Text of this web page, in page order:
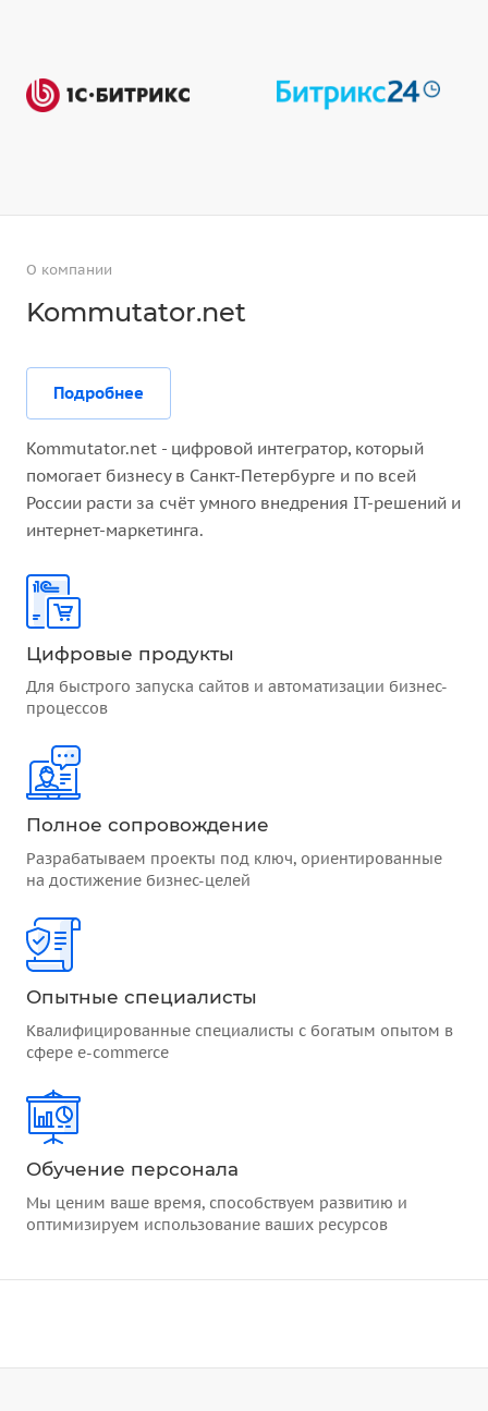
О компании
Kommutator.net
Подробнее
Kommutator.net - цифровой интегратор, который
помогает бизнесу в Санкт-Петербурге и по всей
России расти за счёт умного внедрения IT-решений и
интернет-маркетинга.
Цифровые продукты
Для быстрого запуска сайтов и автоматизации бизнес-
процессов
Полное сопровождение
Разрабатываем проекты под ключ, ориентированные
на достижение бизнес-целей
Опытные специалисты
Квалифицированные специалисты с богатым опытом в
сфере e-commerce
Обучение персонала
Мы ценим ваше время, способствуем развитию и
оптимизируем использование ваших ресурсов